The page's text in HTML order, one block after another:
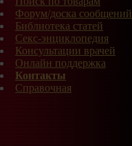
Форум/доска сообщений
Библиотека статей
Секс-энциклопедия
Консультации врачей
Онлайн поддержка
Контакты
Справочная